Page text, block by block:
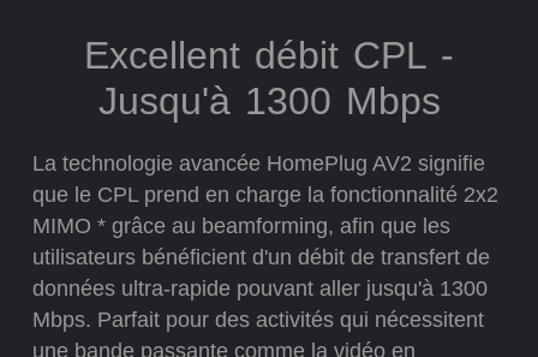
Excellent débit CPL -
Jusqu'à 1300 Mbps
La technologie avancée HomePlug AV2 signifie
que le CPL prend en charge la fonctionnalité 2x2
MIMO * grâce au beamforming, afin que les
utilisateurs bénéficient d'un débit de transfert de
données ultra-rapide pouvant aller jusqu'à 1300
Mbps. Parfait pour des activités qui nécessitent
une bande passante comme la vidéo en